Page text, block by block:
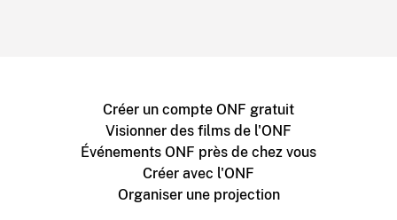
Créer un compte ONF gratuit
Visionner des films de l'ONF
Événements ONF près de chez vous
Créer avec l'ONF
Organiser une projection